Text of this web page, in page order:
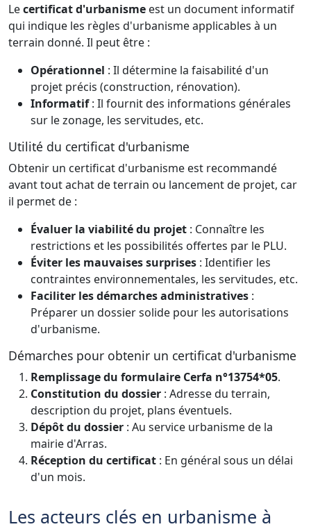
Lecertificat d'urbanisme est un document informatif
qui indique les règles d'urbanisme applicables à un
terrain donné. Il peut être :
Opérationnel : Il détermine la faisabilité d'un
projet précis (construction, rénovation).
Informatif: Il fournit des informations générales
sur le zonage, les servitudes, etc.
Utilité du certificat d'urbanisme
Obtenir un certificat d'urbanisme est recommandé
avant tout achat de terrain ou lancement de projet, car
il permet de :
Évaluer la viabilité du projet : Connaître les
restrictions et les possibilités offertes par le PLU.
Éviter les mauvaises surprises : Identifier les
contraintes environnementales, les servitudes, etc.
Faciliter les démarches administratives :
Préparer un dossier solide pour les autorisations
d'urbanisme.
Démarches pour obtenir un certificat d'urbanisme
Remplissage du formulaire Cerfa n°13754*05.
Constitution du dossier : Adresse du terrain,
description du projet, plans éventuels.
Dépôt du dossier : Au service urbanisme de la
mairie d'Arras.
Réception du certificat : En général sous un délai
d'un mois.
Les acteurs clés en urbanisme à